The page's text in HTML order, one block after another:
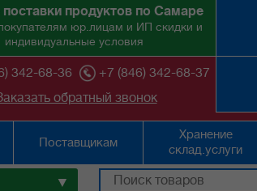
продуктов по Самаре
юр.лицам и ИП скидки и
индивидуальные условия
342-68-36
+7 (846) 342-68-37
обратный звонок
Поставщикам
Хранение
склад.услуги
▼